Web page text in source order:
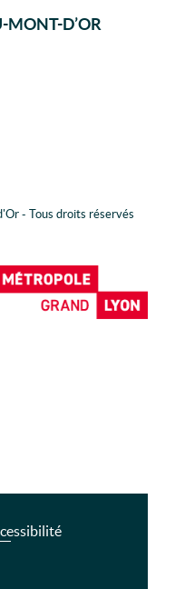
MONT-D’OR
- Tous droits réservés